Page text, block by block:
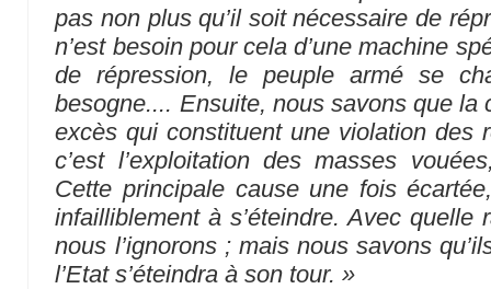
pas non plus qu’il soit nécessaire de
n’est besoin pour cela d’une machine
de répression, le peuple armé se
besogne.... Ensuite, nous savons que la
excès qui constituent une violation des
c’est l’exploitation des masses
Cette principale cause une fois
infailliblement à s’éteindre. Avec quelle
nous l’ignorons ; mais nous savons
l’Etat s’éteindra à son tour. »